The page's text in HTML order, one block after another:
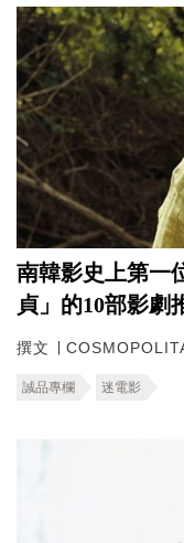
南韓影史上第一
貞」的10部影劇
撰文 ∣
誠品專欄 迷電影